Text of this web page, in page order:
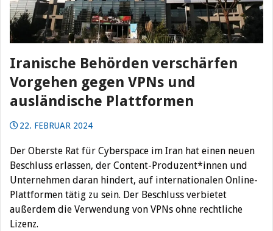
Iranische Behörden verschärfen
Vorgehen gegen VPNs und
ausländische Plattformen
22. FEBRUAR 2024
Der Oberste Rat für Cyberspace im Iran hat einen neuen
Beschluss erlassen, der Content-Produzent*innen und
Unternehmen daran hindert, auf internationalen Online-
Plattformen tätig zu sein. Der Beschluss verbietet
außerdem die Verwendung von VPNs ohne rechtliche
Lizenz.